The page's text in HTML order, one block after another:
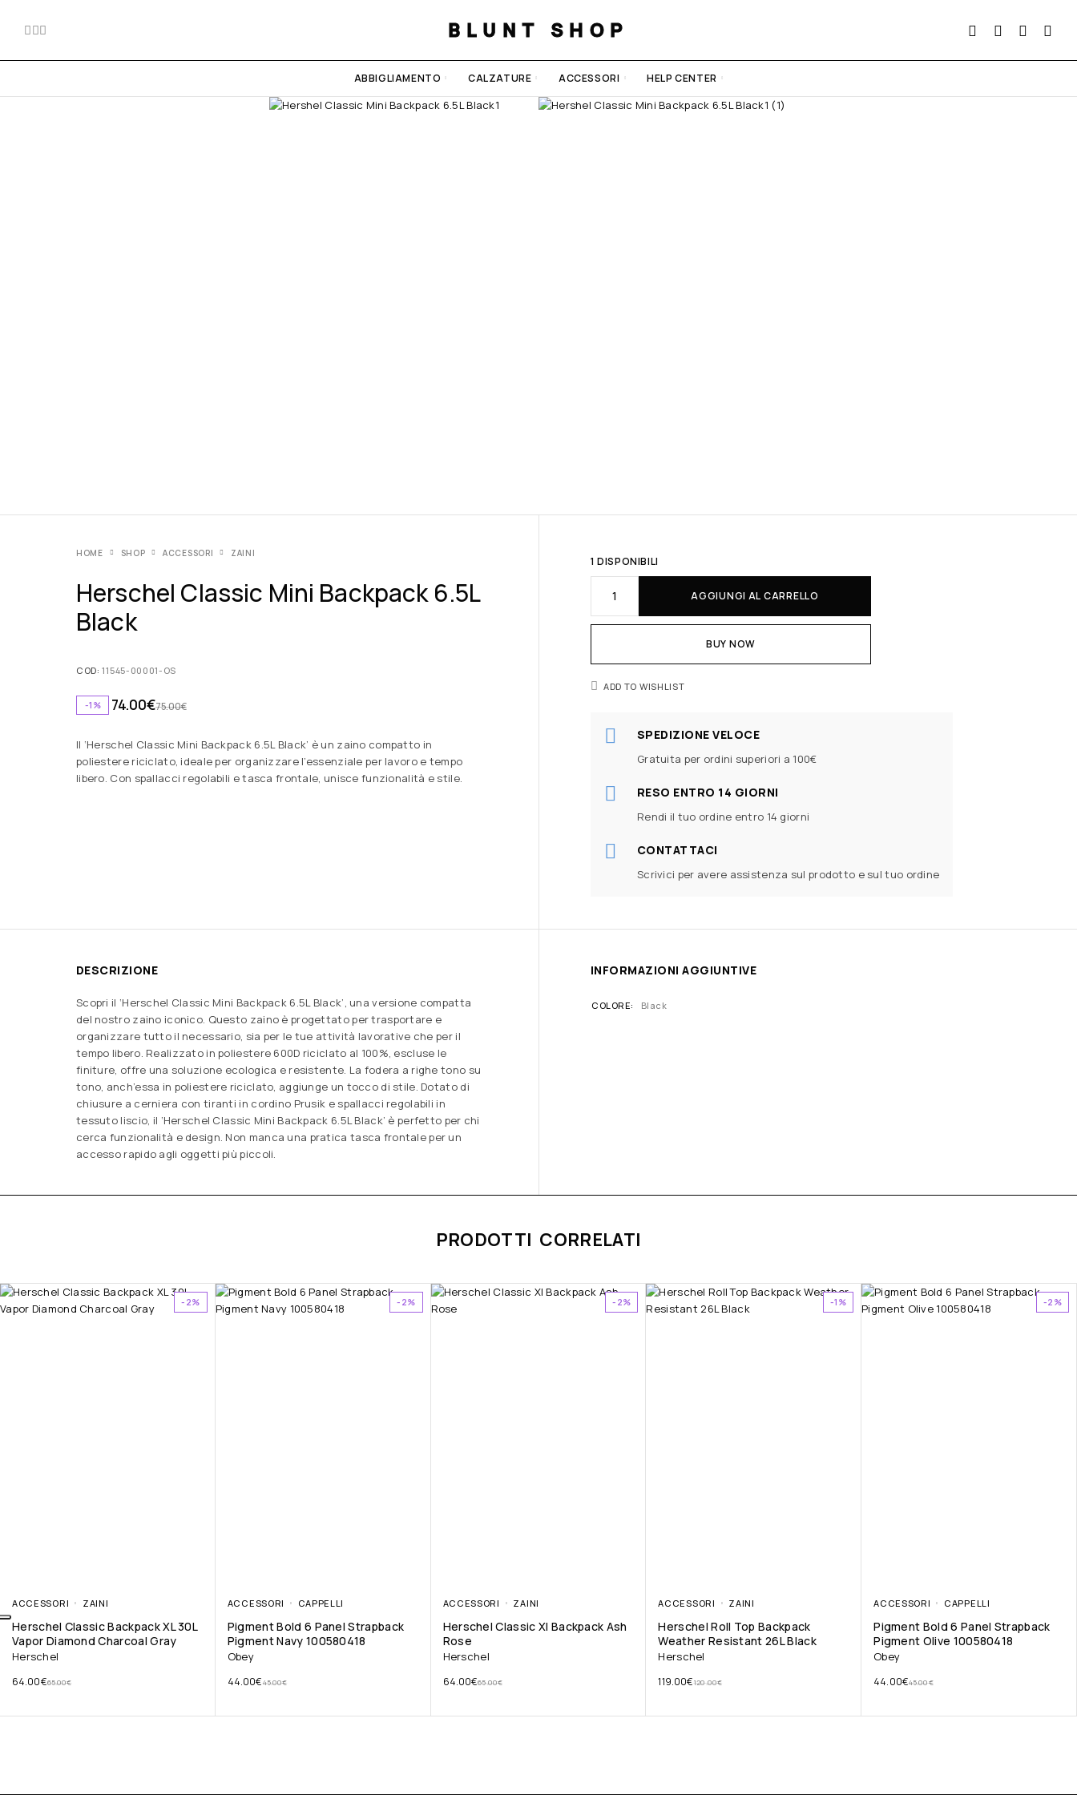
BLUNT SHOP
ABBIGLIAMENTO CALZATURE ACCESSORI HELP CENTER
HOME SHOP ACCESSORI ZAINI
Herschel Classic Mini Backpack 6.5L
Black
COD:11545-00001-OS
-1% 75.00€
74.00€
Il ‘Herschel Classic Mini Backpack 6.5L Black’ è un zaino compatto in
poliestere riciclato, ideale per organizzare l’essenziale per lavoro e tempo
libero. Con spallacci regolabili e tasca frontale, unisce funzionalità e stile.
1 DISPONIBILI
AGGIUNGI AL CARRELLO
BUY NOW
ADD TO WISHLIST
SPEDIZIONE VELOCE
Gratuita per ordini superiori a 100€
RESO ENTRO 14 GIORNI
Rendi il tuo ordine entro 14 giorni
CONTATTACI
Scrivici per avere assistenza sul prodotto e sul tuo ordine
DESCRIZIONE
Scopri il ‘Herschel Classic Mini Backpack 6.5L Black’, una versione compatta
del nostro zaino iconico. Questo zaino è progettato per trasportare e
organizzare tutto il necessario, sia per le tue attività lavorative che per il
tempo libero. Realizzato in poliestere 600D riciclato al 100%, escluse le
finiture, offre una soluzione ecologica e resistente. La fodera a righe tono su
tono, anch’essa in poliestere riciclato, aggiunge un tocco di stile. Dotato di
chiusure a cerniera con tiranti in cordino Prusik e spallacci regolabili in
tessuto liscio, il ‘Herschel Classic Mini Backpack 6.5L Black’ è perfetto per chi
cerca funzionalità e design. Non manca una pratica tasca frontale per un
accesso rapido agli oggetti più piccoli.
INFORMAZIONI AGGIUNTIVE
COLORE Black
PRODOTTI CORRELATI
-2%
ACCESSORI ZAINI
Herschel Classic Backpack XL 30L
Vapor Diamond Charcoal Gray
Herschel
65.00€
64.00€
-2%
ACCESSORI CAPPELLI
Pigment Bold 6 Panel Strapback
Pigment Navy 100580418
Obey
45.00€
44.00€
-2%
ACCESSORI ZAINI
Herschel Classic Xl Backpack Ash
Rose
Herschel
65.00€
64.00€
-1%
ACCESSORI ZAINI
Herschel Roll Top Backpack
Weather Resistant 26L Black
Herschel
120.00€
119.00€
-2%
ACCESSORI CAPPELLI
Pigment Bold 6 Panel Strapback
Pigment Olive 100580418
Obey
45.00€
44.00€